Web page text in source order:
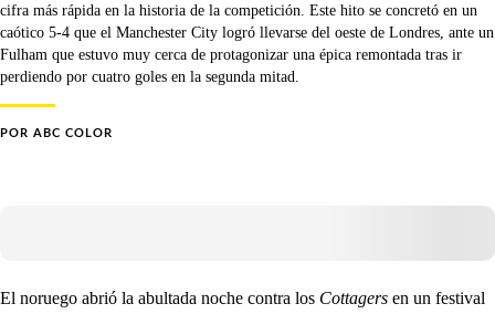
cifra más rápida en la historia de la competición. Este hito se concretó en un
caótico 5-4 que el Manchester City logró llevarse del oeste de Londres, ante un
Fulham que estuvo muy cerca de protagonizar una épica remontada tras ir
perdiendo por cuatro goles en la segunda mitad.
POR ABC COLOR
El noruego abrió la abultada noche contra los Cottagers en un festival